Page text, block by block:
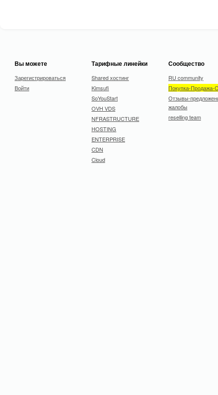
Вы можете
Зарегистрироваться
Войти
Тарифные линейки
Shared хостинг
Kimsufi
SoYouStart
OVH VDS
NFRASTRUCTURE
HOSTING
ENTERPRISE
CDN
Cloud
Сообщество
RU community
Покупка-Продажа-
Отзывы-
жалобы
reselling team